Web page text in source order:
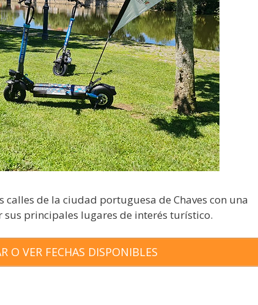
de la ciudad portuguesa de Chaves con una
principales lugares de interés turístico.
O VER FECHAS DISPONIBLES